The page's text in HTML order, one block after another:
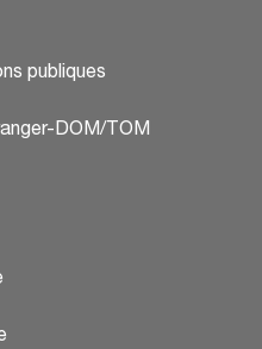
publiques
DOM/TOM